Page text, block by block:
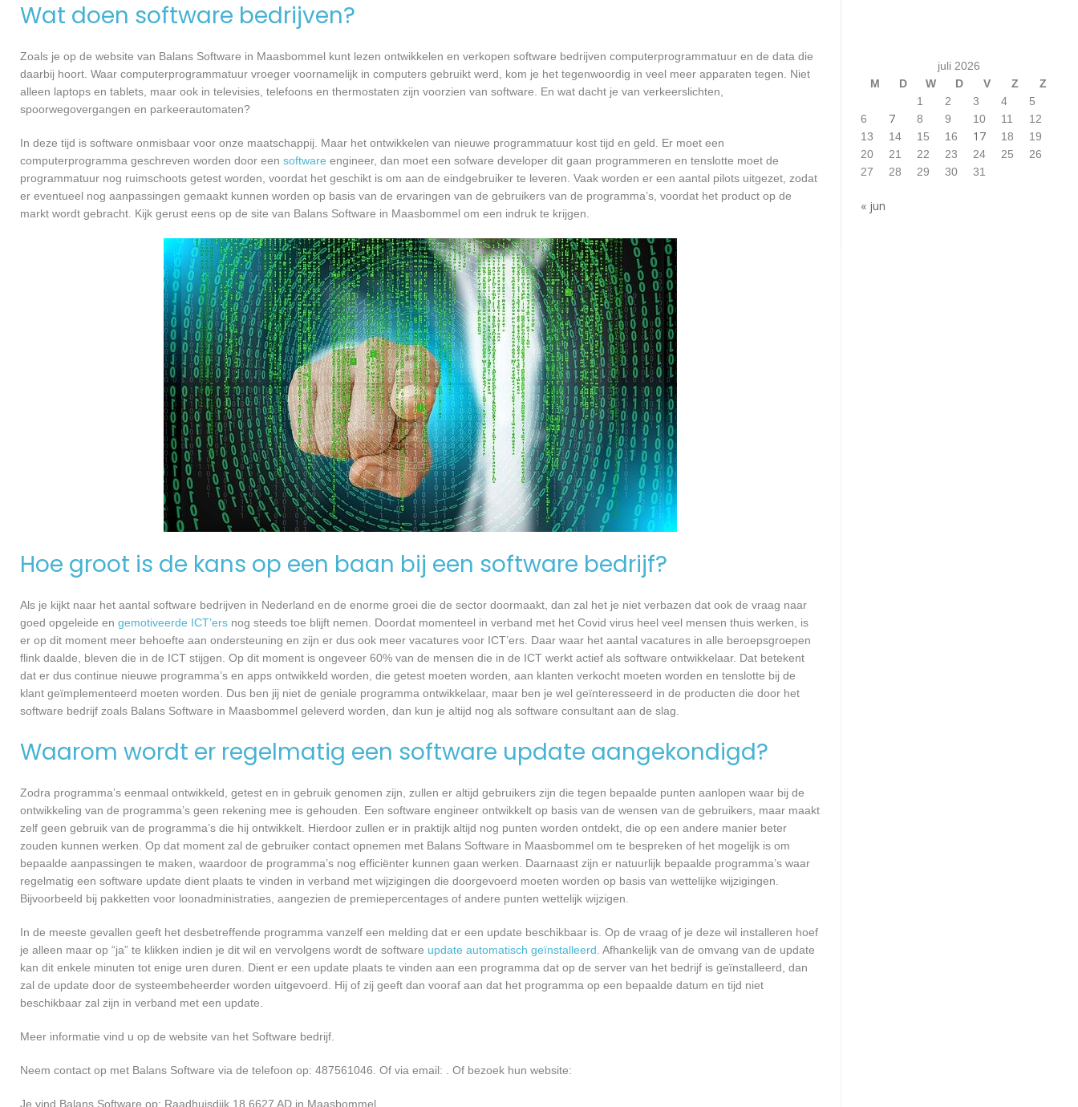
Wat doen software bedrijven?
Zoals je op de website van Balans Software in Maasbommel kunt lezen ontwikkelen en verkopen software bedrijven computerprogrammatuur en de data die
daarbij hoort. Waar computerprogrammatuur vroeger voornamelijk in computers gebruikt werd, kom je het tegenwoordig in veel meer apparaten tegen. Niet
alleen laptops en tablets, maar ook in televisies, telefoons en thermostaten zijn voorzien van software. En wat dacht je van verkeerslichten,
spoorwegovergangen en parkeerautomaten?
In deze tijd is software onmisbaar voor onze maatschappij. Maar het ontwikkelen van nieuwe programmatuur kost tijd en geld. Er moet een
computerprogramma geschreven worden door een software engineer, dan moet een sofware developer dit gaan programmeren en tenslotte moet de
programmatuur nog ruimschoots getest worden, voordat het geschikt is om aan de eindgebruiker te leveren. Vaak worden er een aantal pilots uitgezet, zodat
er eventueel nog aanpassingen gemaakt kunnen worden op basis van de ervaringen van de gebruikers van de programma’s, voordat het product op de
markt wordt gebracht. Kijk gerust eens op de site van Balans Software in Maasbommel om een indruk te krijgen.
Hoe groot is de kans op een baan bij een software bedrijf?
Als je kijkt naar het aantal software bedrijven in Nederland en de enorme groei die de sector doormaakt, dan zal het je niet verbazen dat ook de vraag naar
goed opgeleide en gemotiveerde ICT’ers nog steeds toe blijft nemen. Doordat momenteel in verband met het Covid virus heel veel mensen thuis werken, is
er op dit moment meer behoefte aan ondersteuning en zijn er dus ook meer vacatures voor ICT’ers. Daar waar het aantal vacatures in alle beroepsgroepen
flink daalde, bleven die in de ICT stijgen. Op dit moment is ongeveer 60% van de mensen die in de ICT werkt actief als software ontwikkelaar. Dat betekent
dat er dus continue nieuwe programma’s en apps ontwikkeld worden, die getest moeten worden, aan klanten verkocht moeten worden en tenslotte bij de
klant geïmplementeerd moeten worden. Dus ben jij niet de geniale programma ontwikkelaar, maar ben je wel geïnteresseerd in de producten die door het
software bedrijf zoals Balans Software in Maasbommel geleverd worden, dan kun je altijd nog als software consultant aan de slag.
Waarom wordt er regelmatig een software update aangekondigd?
Zodra programma’s eenmaal ontwikkeld, getest en in gebruik genomen zijn, zullen er altijd gebruikers zijn die tegen bepaalde punten aanlopen waar bij de
ontwikkeling van de programma’s geen rekening mee is gehouden. Een software engineer ontwikkelt op basis van de wensen van de gebruikers, maar maakt
zelf geen gebruik van de programma’s die hij ontwikkelt. Hierdoor zullen er in praktijk altijd nog punten worden ontdekt, die op een andere manier beter
zouden kunnen werken. Op dat moment zal de gebruiker contact opnemen met Balans Software in Maasbommel om te bespreken of het mogelijk is om
bepaalde aanpassingen te maken, waardoor de programma’s nog efficiënter kunnen gaan werken. Daarnaast zijn er natuurlijk bepaalde programma’s waar
regelmatig een software update dient plaats te vinden in verband met wijzigingen die doorgevoerd moeten worden op basis van wettelijke wijzigingen.
Bijvoorbeeld bij pakketten voor loonadministraties, aangezien de premiepercentages of andere punten wettelijk wijzigen.
In de meeste gevallen geeft het desbetreffende programma vanzelf een melding dat er een update beschikbaar is. Op de vraag of je deze wil installeren hoef
je alleen maar op “ja” te klikken indien je dit wil en vervolgens wordt de software update automatisch geïnstalleerd . Afhankelijk van de omvang van de update
kan dit enkele minuten tot enige uren duren. Dient er een update plaats te vinden aan een programma dat op de server van het bedrijf is geïnstalleerd, dan
zal de update door de systeembeheerder worden uitgevoerd. Hij of zij geeft dan vooraf aan dat het programma op een bepaalde datum en tijd niet
beschikbaar zal zijn in verband met een update.
Meer informatie vind u op de website van het Software bedrijf.
Neem contact op met Balans Software via de telefoon op: 487561046. Of via email: . Of bezoek hun website:
Je vind Balans Software op: Raadhuisdijk 18 6627 AD in Maasbommel.
juli 2026
M
D W D V Z
Z
1
2 3 4
5
6
7 8 9 10 11
12
13
14 15 16 17 18
19
20
21 22 23 24 25
26
27
28 29 30 31
« jun